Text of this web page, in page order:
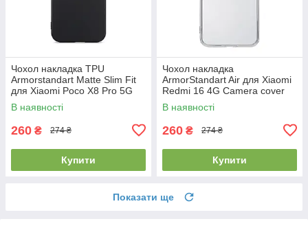
Чохол накладка TPU
Armorstandart Matte Slim Fit
для Xiaomi Poco X8 Pro 5G
Camera cover Black
(ARM90712)
В наявності
260 ₴ 274 ₴
Купити
Чохол накладка
ArmorStandart Air для Xiaomi
Redmi 16 4G Camera cover
Clear (ARM90955)
В наявності
260 ₴ 274 ₴
Купити
Показати ще